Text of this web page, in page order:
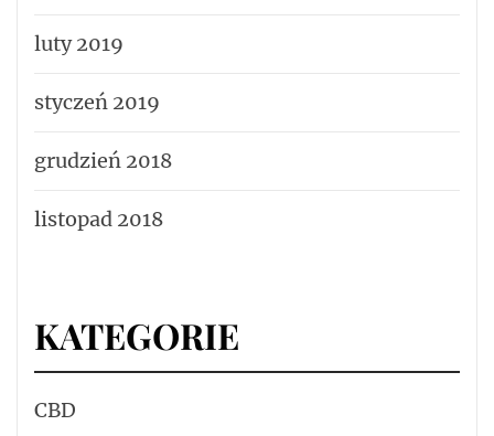
luty 2019
styczeń 2019
grudzień 2018
listopad 2018
KATEGORIE
CBD